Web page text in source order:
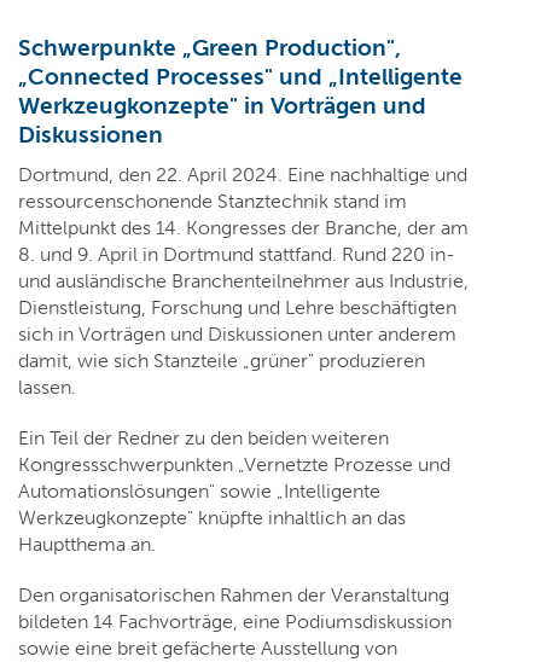
Schwerpunkte „Green Production",
„Connected Processes" und „Intelligente
Werkzeugkonzepte" in Vorträgen und
Diskussionen
Dortmund, den 22. April 2024. Eine nachhaltige und
ressourcenschonende Stanztechnik stand im
Mittelpunkt des 14. Kongresses der Branche, der am
8. und 9. April in Dortmund stattfand. Rund 220 in-
und ausländische Branchenteilnehmer aus Industrie,
Dienstleistung, Forschung und Lehre beschäftigten
sich in Vorträgen und Diskussionen unter anderem
damit, wie sich Stanzteile „grüner" produzieren
lassen.
Ein Teil der Redner zu den beiden weiteren
Kongressschwerpunkten „Vernetzte Prozesse und
Automationslösungen" sowie „Intelligente
Werkzeugkonzepte" knüpfte inhaltlich an das
Hauptthema an.
Den organisatorischen Rahmen der Veranstaltung
bildeten 14 Fachvorträge, eine Podiumsdiskussion
sowie eine breit gefächerte Ausstellung von